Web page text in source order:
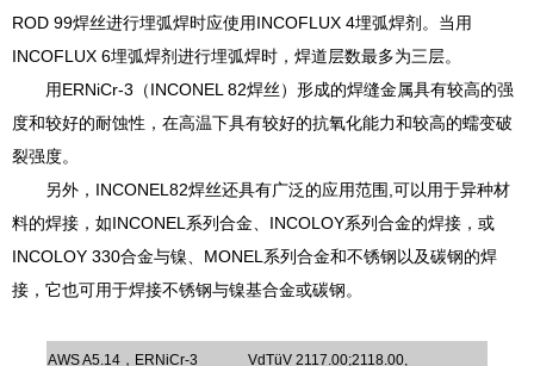
ROD 99焊丝进行埋弧焊时应使用INCOFLUX 4埋弧焊剂。当用
INCOFLUX 6埋弧焊剂进行埋弧焊时，焊道层数最多为三层。
用ERNiCr-3（INCONEL 82焊丝）形成的焊缝金属具有较高的强
度和较好的耐蚀性，在高温下具有较好的抗氧化能力和较高的蠕变破
裂强度。
另外，INCONEL82焊丝还具有广泛的应用范围,可以用于异种材
料的焊接，如INCONEL系列合金、INCOLOY系列合金的焊接，或
INCOLOY 330合金与镍、MONEL系列合金和不锈钢以及碳钢的焊
接，它也可用于焊接不锈钢与镍基合金或碳钢。
AWS A5.14，ERNiCr-3 VdTüV 2117.00;2118.00,